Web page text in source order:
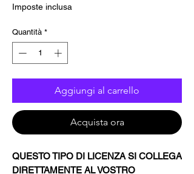
Imposte inclusa
Quantità *
Aggiungi al carrello
Acquista ora
QUESTO TIPO DI LICENZA SI COLLEGA
DIRETTAMENTE AL VOSTRO